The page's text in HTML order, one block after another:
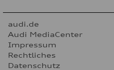
audi.de
Audi MediaCenter
Impressum
Rechtliches
Datenschutz